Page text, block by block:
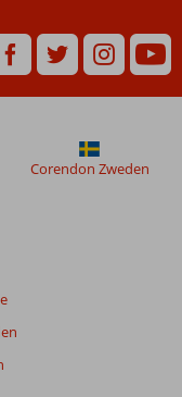
Corendon Zweden